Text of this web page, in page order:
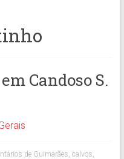
Candoso S.
de Guimarães, calvos,